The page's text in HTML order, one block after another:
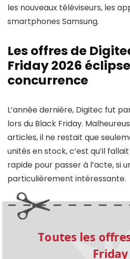
les nouveaux téléviseurs, les
smartphones Samsung.
Les offres de
Friday 2026
concurrence
L’année dernière, Digitec fut
lors du Black Friday.
articles, il ne restait que
unités en stock, c’est qu’il
rapide pour passer à l’acte, si
particulièrement intéressante.
On peut encore trouver sur
informations sur l’entreprise
. Nous partons du
prendre en considération les
Toutes les
Friday